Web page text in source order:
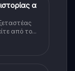
α
από το